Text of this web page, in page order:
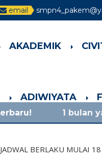
email
AKADEMIK
ADIWIYATA
1 bulan yang lalu/
JADWAL BERLAKU MULAI